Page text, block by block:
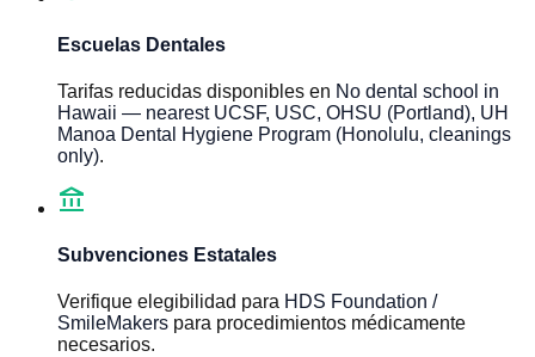
Escuelas Dentales
Tarifas reducidas disponibles en No dental school in
Hawaii — nearest UCSF, USC, OHSU (Portland), UH
Manoa Dental Hygiene Program (Honolulu, cleanings
only).
account_balance
Subvenciones Estatales
Verifique elegibilidad para HDS Foundation /
SmileMakers para procedimientos médicamente
necesarios.